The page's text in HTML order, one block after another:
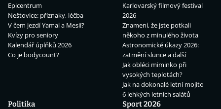
Epicentrum
Neštovice: příznaky, léčba
V čem jezdí Yamal a Mesii?
Kvízy pro seniory
Kalendář úplňků 2026
Co je bodycount?
Karlovarský filmový festival
2026
Znamení, že jste potkali
někoho z minulého života
Astronomické úkazy 2026:
zatmění slunce a další
Jak obléci miminko při
vysokých teplotách?
Jak na dokonalé letní mojito
6 lehkých letních salátů
Politika
Sport 2026